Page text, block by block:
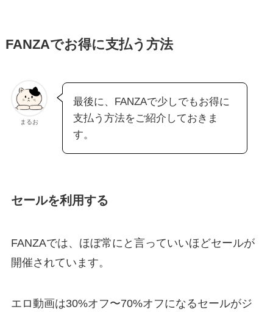
FANZAでお得に支払う方法
まるお
最後に、FANZAで少しでもお得に
支払う方法をご紹介しておきま
す。
セールを利用する
FANZAでは、ほぼ常にと言っていいほどセールが
開催されています。
エロ動画は30%オフ〜70%オフになるセールがジ